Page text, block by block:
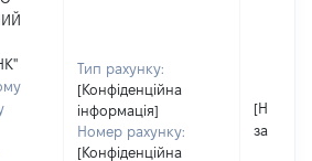
Тип рахунку:
[Конфіденційна
інформація]
Номер рахунку:
[Конфіденційна
[Не